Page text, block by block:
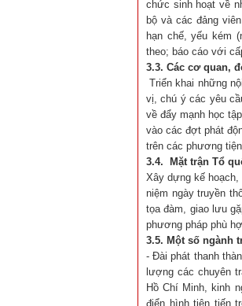
chức sinh hoạt về
bộ và các đảng
hạn chế, yếu kém
theo; báo cáo với
3.3. Các cơ quan,
Triển khai những
vị, chú ý các yêu
về đẩy mạnh học
vào các đợt phát
trên các phương
3.4.
Mặt trận Tổ
Xây dựng kế
niệm ngày truyền
tọa đàm, giao lưu
phương pháp phù
3.5. Một số ngành
- Đài phát thanh
lượng các chuyên
Hồ Chí Minh, kinh
điển hình tiên tiến